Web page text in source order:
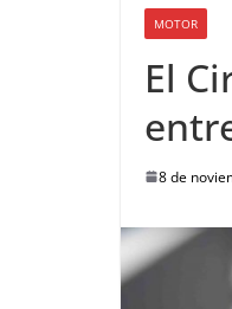
MOTOR
El
8 de